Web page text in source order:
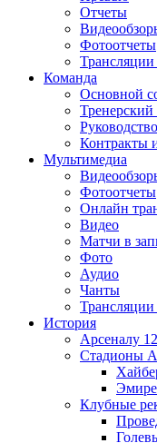
Отчеты
Фотоотчеты
Трансляции
Команда
Основной
Руководство
Контракты
Мультимедиа
Фотоотчеты
Онлайн
Видео
Матчи в
Фото
Аудио
Чанты
Трансляции
История
Арсеналу
Стадионы
Клубные